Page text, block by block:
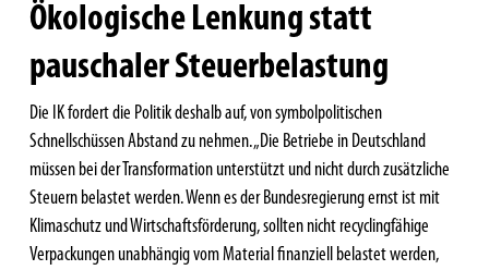
Ökologische Lenkung statt
pauschaler Steuerbelastung
Die IK fordert die Politik deshalb auf, von symbolpolitischen
Schnellschüssen Abstand zu nehmen. „Die Betriebe in Deutschland
müssen bei der Transformation unterstützt und nicht durch zusätzliche
Steuern belastet werden. Wenn es der Bundesregierung ernst ist mit
Klimaschutz und Wirtschaftsförderung, sollten nicht recyclingfähige
Verpackungen unabhängig vom Material finanziell belastet werden,